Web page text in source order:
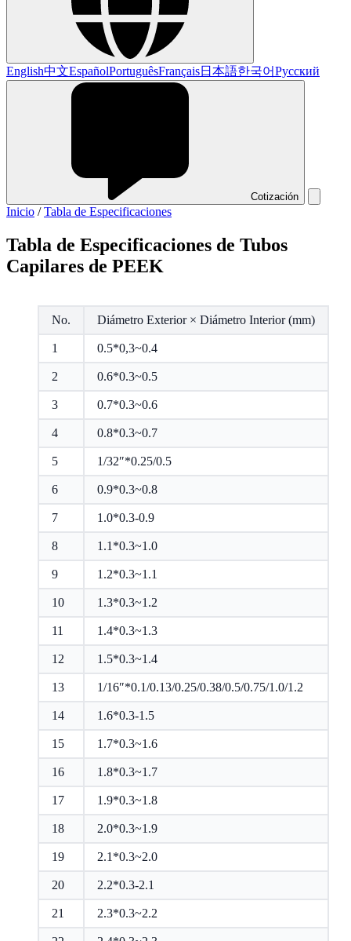
English中文EspañolPortuguêsFrançais日本語한국어Русский
Cotización
Inicio /Tabla de Especificaciones
Tabla de Especificaciones de Tubos
Capilares de PEEK
No. Diámetro Exterior × Diámetro Interior (mm)
1 0.5*0,3~0.4
2 0.6*0.3~0.5
3 0.7*0.3~0.6
4 0.8*0.3~0.7
5 1/32″*0.25/0.5
6 0.9*0.3~0.8
7 1.0*0.3-0.9
8 1.1*0.3~1.0
9 1.2*0.3~1.1
10 1.3*0.3~1.2
11 1.4*0.3~1.3
12 1.5*0.3~1.4
13 1/16″*0.1/0.13/0.25/0.38/0.5/0.75/1.0/1.2
14 1.6*0.3-1.5
15 1.7*0.3~1.6
16 1.8*0.3~1.7
17 1.9*0.3~1.8
18 2.0*0.3~1.9
19 2.1*0.3~2.0
20 2.2*0.3-2.1
21 2.3*0.3~2.2